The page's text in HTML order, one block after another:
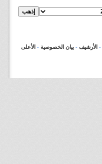
- الأرشيف - بيان الخصوصية - الأعلى